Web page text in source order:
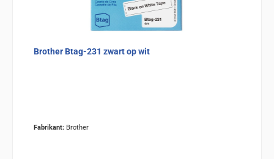
Brother Btag-231 zwart op wit
Fabrikant: Brother